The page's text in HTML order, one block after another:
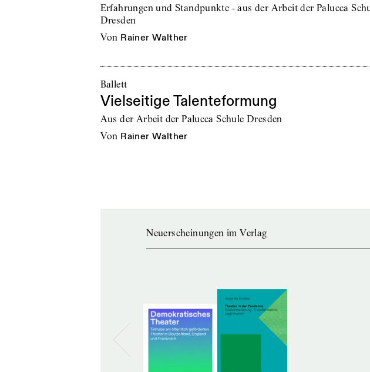
Erfahrungen und Standpunkte - aus der Arbeit der Palucca
Dresden
von Rainer Walther
Ballett
Vielseitige Talenteformung
Aus der Arbeit der Palucca Schule Dresden
von Rainer Walther
Neuerscheinungen im Verlag